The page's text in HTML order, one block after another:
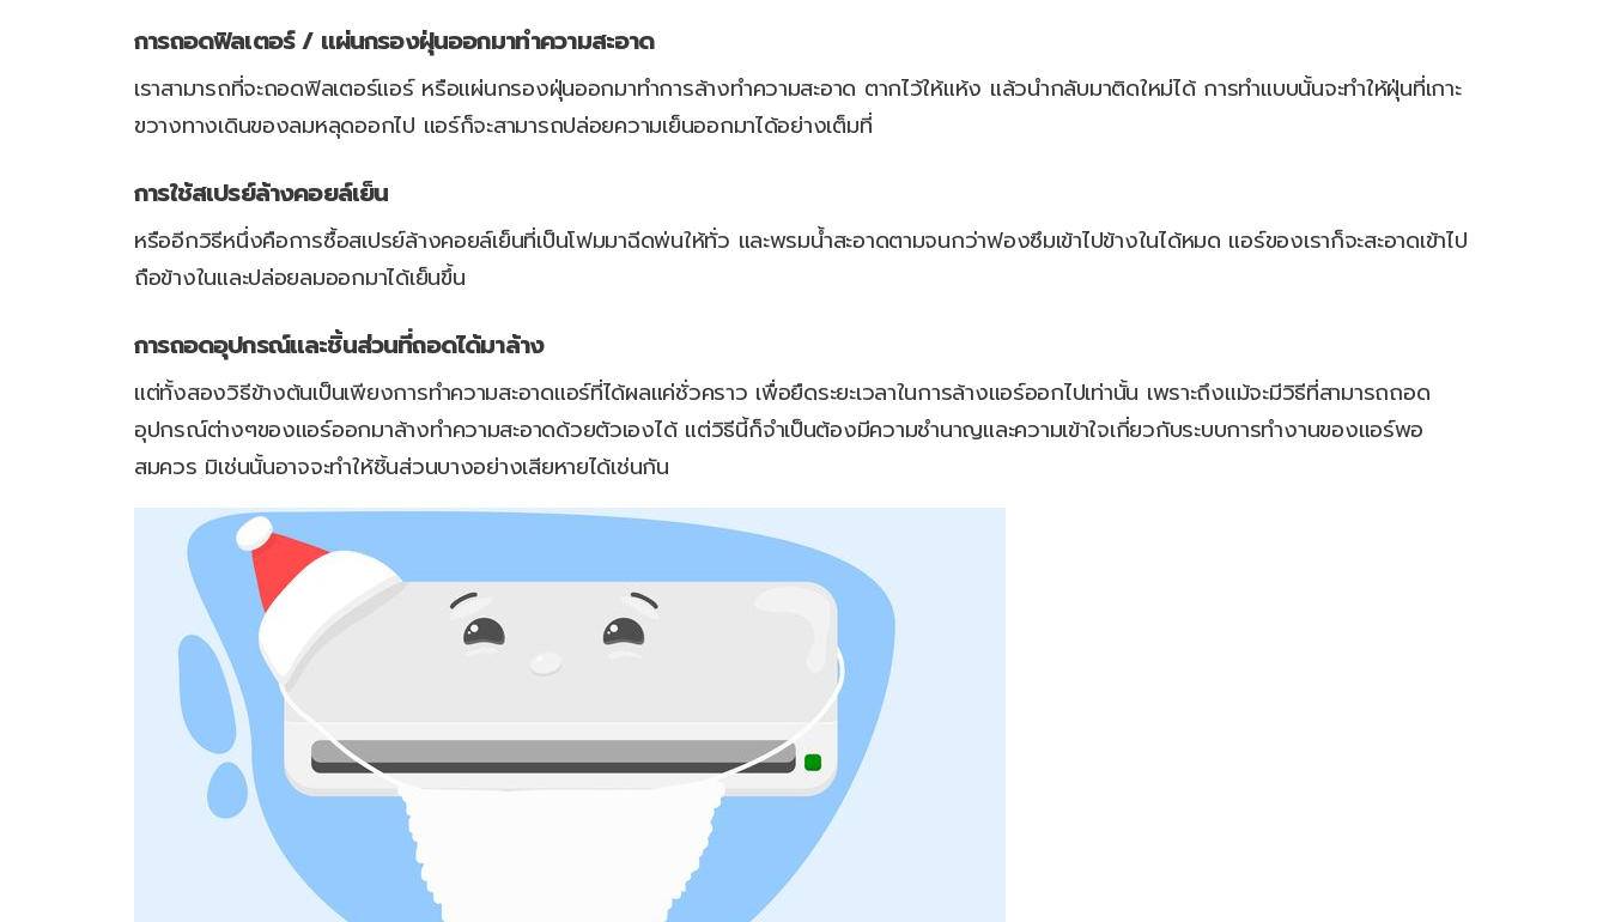
การถอดฟิลเตอร์ / แผ่นกรองฝุ่นออกมาทำความสะอาด
เราสามารถที่จะถอดฟิลเตอร์แอร์ หรือแผ่นกรองฝุ่นออกมาทำการล้างทำความสะอาด ตากไว้ให้แห้ง แล้วนำกลับมาติดใหม่ได้ การทำแบบนั้นจะทำให้ฝุ่นที่เกาะ
ขวางทางเดินของลมหลุดออกไป แอร์ก็จะสามารถปล่อยความเย็นออกมาได้อย่างเต็มที่
การใช้สเปรย์ล้างคอยล์เย็น
หรืออีกวิธีหนึ่งคือการซื้อสเปรย์ล้างคอยล์เย็นที่เป็นโฟมมาฉีดพ่นให้ทั่ว และพรมน้ำสะอาดตามจนกว่าฟองซึมเข้าไปข้างในได้หมด แอร์ของเราก็จะสะอาดเข้าไป
ถือข้างในและปล่อยลมออกมาได้เย็นขึ้น
การถอดอุปกรณ์และชิ้นส่วนที่ถอดได้มาล้าง
แต่ทั้งสองวิธีข้างต้นเป็นเพียงการทำความสะอาดแอร์ที่ได้ผลแค่ชั่วคราว เพื่อยืดระยะเวลาในการล้างแอร์ออกไปเท่านั้น เพราะถึงแม้จะมีวิธีที่สามารถถอด
อุปกรณ์ต่างๆของแอร์ออกมาล้างทำความสะอาดด้วยตัวเองได้ แต่วิธีนี้ก็จำเป็นต้องมีความชำนาญและความเข้าใจเกี่ยวกับระบบการทำงานของแอร์พอ
สมควร มิเช่นนั้นอาจจะทำให้ชิ้นส่วนบางอย่างเสียหายได้เช่นกัน